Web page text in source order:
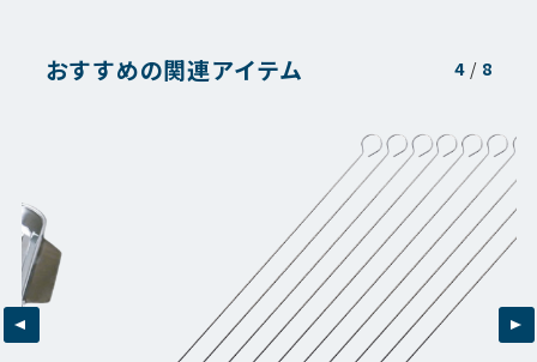
おすすめの関連アイテム 4/ 8